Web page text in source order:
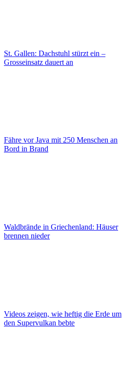
St. Gallen: Dachstuhl stürzt ein –
Grosseinsatz dauert an
Fähre vor Java mit 250 Menschen an
Bord in Brand
Waldbrände in Griechenland: Häuser
brennen nieder
Videos zeigen, wie heftig die Erde um
den Supervulkan bebte